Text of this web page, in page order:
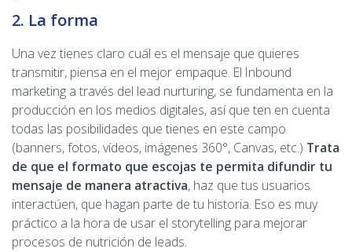
2. La forma
Una vez tienes claro cuál es el mensaje que quieres
transmitir, piensa en el mejor empaque. El Inbound
marketing a través del lead nurturing, se fundamenta en la
producción en los medios digitales, así que ten en cuenta
todas las posibilidades que tienes en este campo
(banners, fotos, vídeos, imágenes 360°, Canvas, etc.) Trata
de que el formato que escojas te permita difundir tu
mensaje de manera atractiva, haz que tus usuarios
interactúen, que hagan parte de tu historia. Eso es muy
práctico a la hora de usar el storytelling para mejorar
procesos de nutrición de leads.